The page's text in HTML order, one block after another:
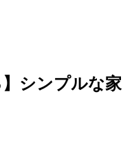
】シンプルな家